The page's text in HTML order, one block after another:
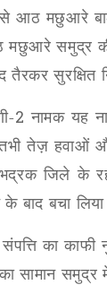
आठ मछुआरे
मछुआरे
तैरकर
2 नामक यह
तेज़ हवाओं
जिले के
बाद बचा लिया
संपत्ति का
सामान समुद्र